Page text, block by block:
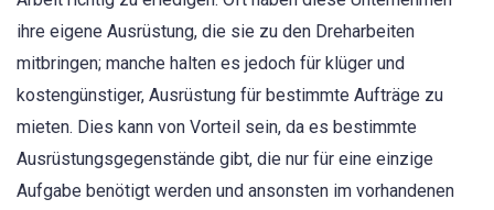
ihre eigene Ausrüstung, die sie zu den Dreharbeiten
mitbringen; manche halten es jedoch für klüger und
kostengünstiger, Ausrüstung für bestimmte Aufträge zu
mieten. Dies kann von Vorteil sein, da es bestimmte
Ausrüstungsgegenstände gibt, die nur für eine einzige
Aufgabe benötigt werden und ansonsten im vorhandenen